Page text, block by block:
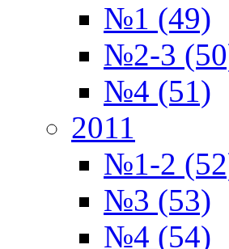
№1 (49)
№2-3
№4 (51)
2011
№1-2
№3 (53)
№4 (54)